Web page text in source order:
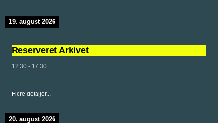
19. august 2026
Reserveret Arkivet
12:30 - 17:30
Flere detaljer...
20. august 2026